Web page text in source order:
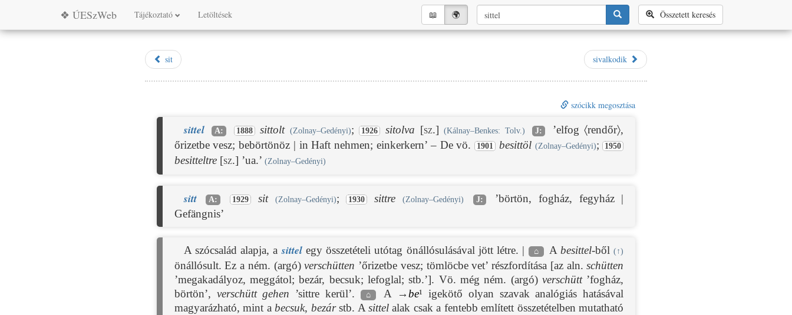
❖ ÚESzWeb Tájékoztató Letöltések Összetett keresés
📖︎ 🌍︎
sit sivalkodik
szócikk megosztása
sittel A: 1888 sittolt (Zolnay–Gedényi); 1926 sitolva [sz.] (Kálnay–Benkes: Tolv.) J:
’elfog 〈rendőr〉,
őrizetbe vesz; bebörtönöz | in Haft nehmen; einkerkern’ – De vö. 1901 besittöl (Zolnay–Gedényi); 1950
besitteltre[sz.] ’ua.’ (Zolnay–Gedényi)
sitt A: 1929 sit (Zolnay–Gedényi); 1930 sittre (Zolnay–Gedényi) J:
’börtön, fogház, fegyház |
Gefängnis’
A szócsalád alapja, asittelegy összetételi utótag önállósulásával jött létre. | ⌂ Abesittel-ből( ↑)
önállósult. Ez a ném. (argó)verschütten ’őrizetbe vesz; tömlöcbe vet’ részfordítása [az aln.schütten
’megakadályoz, meggátol; bezár, becsuk; lefoglal; stb.’]. Vö. még ném. (argó) verschütt’fogház,
börtön’, verschütt gehen ’sittre kerül’. ⌂ A →be¹ igekötő olyan szavak analógiás hatásával
magyarázható, mint abecsuk, bezárstb. Asittel alak csak a fentebb említett összetételben mutatható